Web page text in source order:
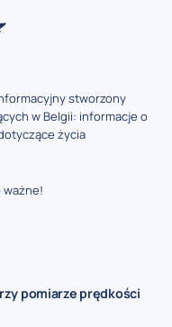
stworzony
w Belgii: informacje o
życia
ważne!
pomiarze prędkości